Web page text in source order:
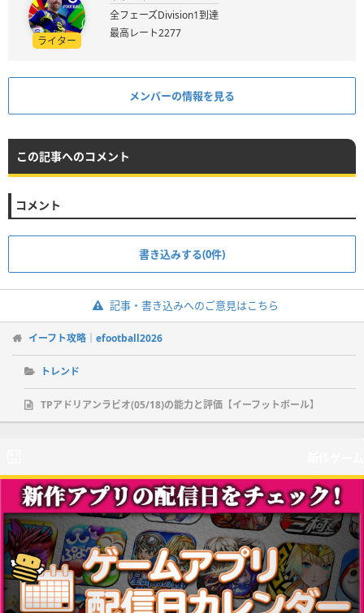
ライター
全フェーズDivision1到達
最高レート2277
メンバーの情報を見る
この記事へのコメント
コメント
書き込みする(0件)
記事・書き込みへのご意見はこちら
イーフト攻略｜efootball2026
トレンド
TPアドリアンラビオ(05/18)の能力と評価【イーフットボール】